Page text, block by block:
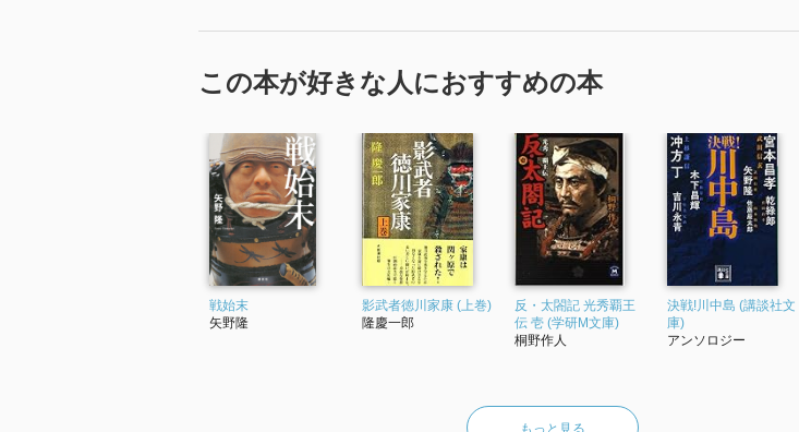
この本が好きな人におすすめの本
戦始末
矢野隆
影武者徳川家康 (上巻)
隆慶一郎
反・太閤記 光秀覇王
伝 壱 (学研M文庫)
桐野作人
決戦!川中島 (講談社文
庫)
アンソロジー
もっと見る